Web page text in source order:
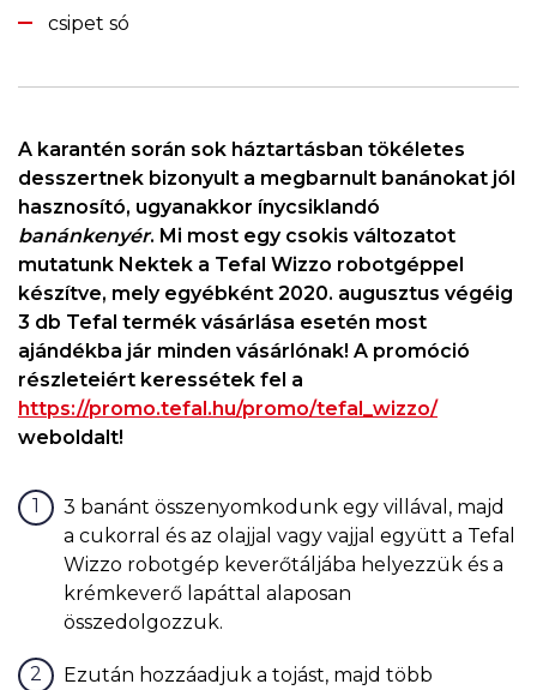
csipet só
A karantén során sok háztartásban tökéletes
desszertnek bizonyult a megbarnult banánokat jól
hasznosító, ugyanakkor ínycsiklandó
banánkenyér. Mi most egy csokis változatot
mutatunk Nektek a Tefal Wizzo robotgéppel
készítve, mely egyébként 2020. augusztus végéig
3 db Tefal termék vásárlása esetén most
ajándékba jár minden vásárlónak! A promóció
részleteiért keressétek fel a
https://promo.tefal.hu/promo/tefal_wizzo/
weboldalt!
3 banánt összenyomkodunk egy villával, majd
a cukorral és az olajjal vagy vajjal együtt a Tefal
Wizzo robotgép keverőtáljába helyezzük és a
krémkeverő lapáttal alaposan
összedolgozzuk.
Ezután hozzáadjuk a tojást, majd több